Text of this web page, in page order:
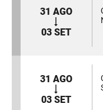
31 AGO
03 SET
31 AGO
03 SET